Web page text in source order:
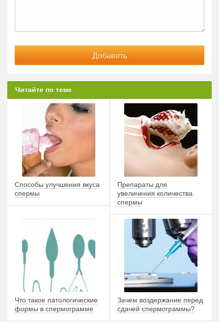
Читайте по теме
Способы улучшения вкуса
спермы
Препараты для
увеличения количества
спермы
Что такое патологические
формы в спермограмме
Зачем воздержание перед
сдачей спермограммы?